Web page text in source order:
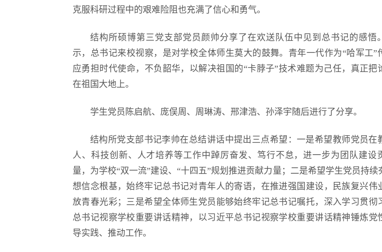
克服科研过程中的艰难险阻也充满了信心和勇气。
结构所硕博第三党支部党员颜帅分享了在欢送队伍中见到总书记的感悟
示，总书记来校视察，是对学校全体师生莫大的鼓舞。青年一代作为“哈军工”
应勇担时代使命，不负韶华，以解决祖国的“卡脖子”技术难题为己任，真正把
在祖国大地上。
学生党员陈启航、庞俣周、周琳涛、邢津浩、孙泽宇随后进行了分享。
结构所党支部书记李帅在总结讲话中提出三点希望：一是希望教师党员在
人、科技创新、人才培养等工作中踔厉奋发、笃行不怠，进一步为团队建设
量，为学校“双一流”建设、“十四五”规划推进贡献力量；二是希望学生党员持续
想信念根基，始终牢记总书记对青年人的寄语，在推进强国建设，民族复兴伟
放青春光彩；三是希望全体师生党员能够始终牢记总书记嘱托，深入学习贯彻
总书记视察学校重要讲话精神，以习近平总书记视察学校重要讲话精神锤炼党
导实践、推动工作。